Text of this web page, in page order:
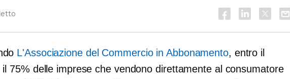
L'Associazione del Commercio in Abbonamento, entro il
il 75% delle imprese che vendonodirettamente al consumatore